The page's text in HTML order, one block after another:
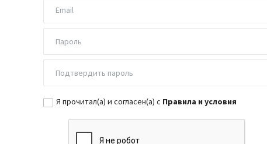
Я прочитал(а) и согласен(а) с Правила и условия